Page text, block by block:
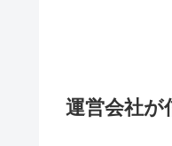
運営会社